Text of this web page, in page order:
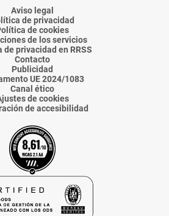
AlmeríaAlmeríaAlmería
Almería
Aviso legal
de privacidad
de cookies
de los servicios
de privacidad en RRSS
Contacto
Publicidad
UE 2024/1083
Canal ético
de cookies
de accesibilidad